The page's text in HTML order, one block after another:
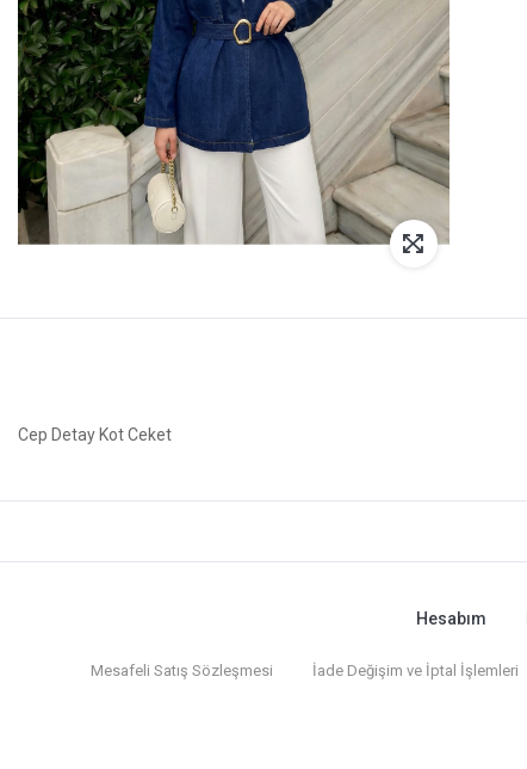
Cep Detay Kot Ceket
Hesabım
Mesafeli Satış Sözleşmesi İade Değişim ve İptal İşlemleri